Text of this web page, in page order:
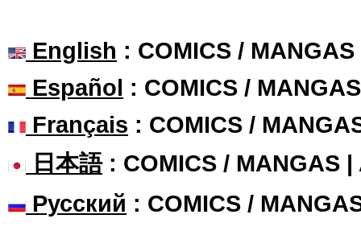
English : COMICS /
Español : COMICS /
Français : COMICS /
日本語: COMICS / MANGAS |
Русский : COMICS /